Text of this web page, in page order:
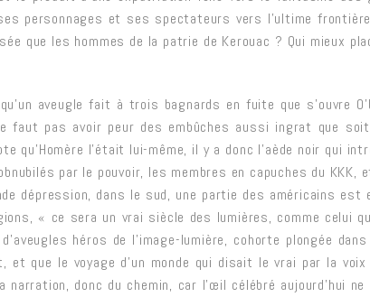
personnages et ses spectateurs vers l’ultime
que les hommes de la patrie de Kerouac ? Qui mieux
aveugle fait à trois bagnards en fuite que s’ouvre
faut pas avoir peur des embûches aussi ingrat que
qu’Homère l’était lui-même, il y a donc l’aède noir qui
par le pouvoir, les membres en capuches du
dépression, dans le sud, une partie des américains
« ce sera un vrai siècle des lumières, comme celui
héros de l’image-lumière, cohorte plongée
que le voyage d’un monde qui disait le vrai par la
donc du chemin, car l’œil célébré aujourd’hui